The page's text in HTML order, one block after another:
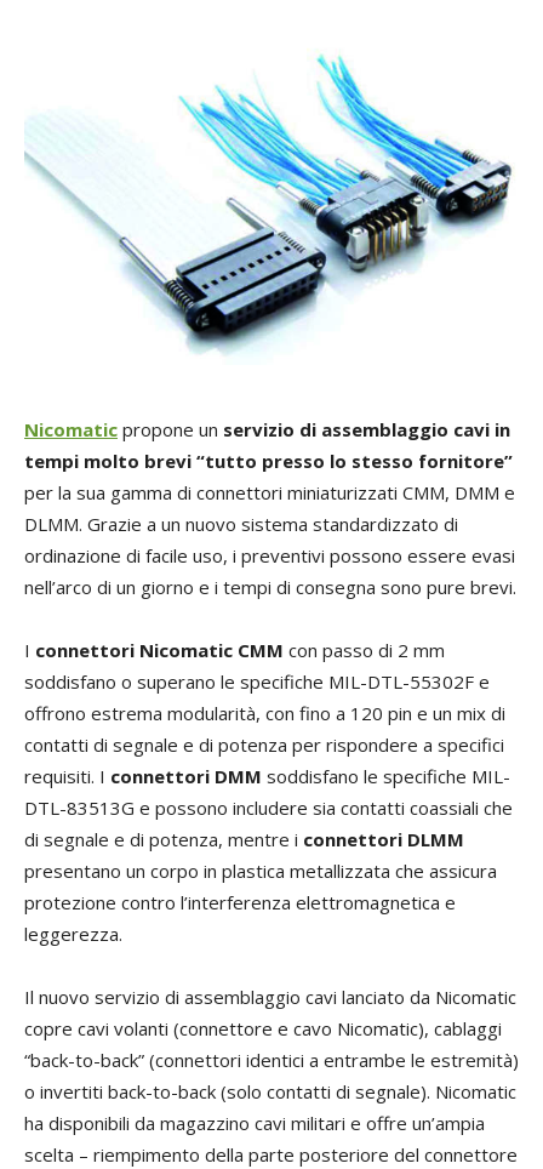
Nicomatic propone un servizio di assemblaggio cavi in
tempi molto brevi “tutto presso lo stesso fornitore”
per la sua gamma di connettori miniaturizzati CMM, DMM e
DLMM. Grazie a un nuovo sistema standardizzato di
ordinazione di facile uso, i preventivi possono essere evasi
nell’arco di un giorno e i tempi di consegna sono pure brevi.
I connettori Nicomatic CMM con passo di 2 mm
soddisfano o superano le specifiche MIL-DTL-55302F e
offrono estrema modularità, con fino a 120 pin e un mix di
contatti di segnale e di potenza per rispondere a specifici
requisiti. I connettori DMM soddisfano le specifiche MIL-
DTL-83513G e possono includere sia contatti coassiali che
di segnale e di potenza, mentre i connettori DLMM
presentano un corpo in plastica metallizzata che assicura
protezione contro l’interferenza elettromagnetica e
leggerezza.
Il nuovo servizio di assemblaggio cavi lanciato da Nicomatic
copre cavi volanti (connettore e cavo Nicomatic), cablaggi
“back-to-back” (connettori identici a entrambe le estremità)
o invertiti back-to-back (solo contatti di segnale). Nicomatic
ha disponibili da magazzino cavi militari e offre un’ampia
scelta – riempimento della parte posteriore del connettore